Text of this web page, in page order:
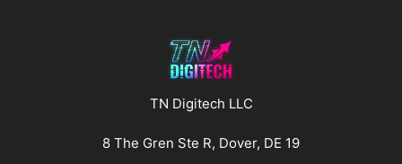
TN Digitech LLC
8 The Gren Ste R, Dover, DE 19